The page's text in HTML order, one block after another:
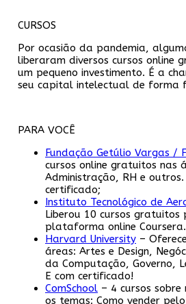
CURSOS
Por ocasião da pandemia,
liberaram diversos cursos online
um pequeno investimento. É a
seu capital intelectual de forma
PARA VOCÊ
Fundação Getúlio Vargas /
cursos online gratuitos nas
Administração, RH e
certificado;
Instituto Tecnológico de
Liberou 10 cursos gratuitos
plataforma online Coursera.
Harvard University –
áreas: Artes e Design,
da Computação, Governo,
E com certificado!
ComSchool – 4 cursos
os temas: Como vender